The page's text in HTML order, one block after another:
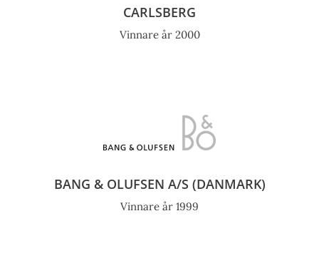
CARLSBERG
Vinnare år 2000
BANG & OLUFSEN A/S (DANMARK)
Vinnare år 1999